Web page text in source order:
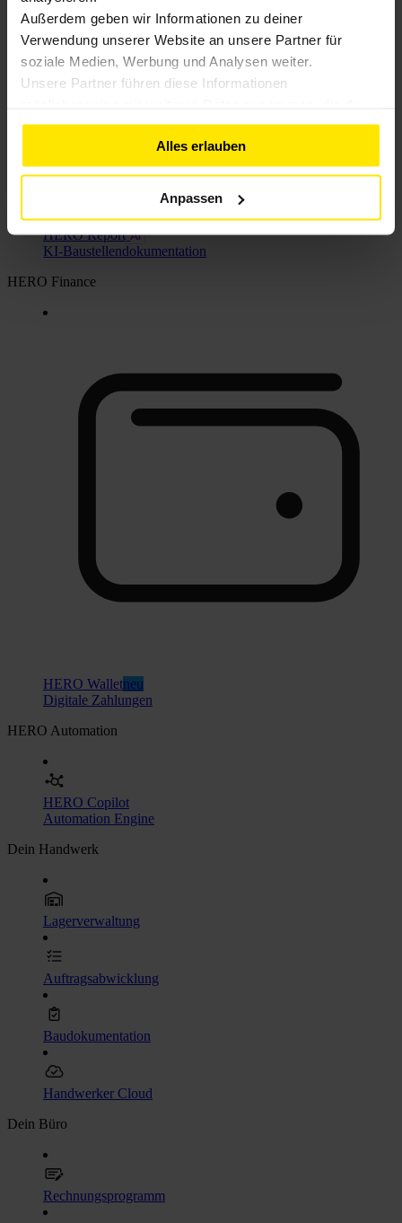
Außerdem geben wir Informationen zu deiner
Verwendung unserer Website an unsere Partner für
soziale Medien, Werbung und Analysen weiter.
Unsere Partner führen diese Informationen
ihnen bereitgestellt hast oder die sie im Rahmen deiner
Nutzung der Dienste gesammelt haben. Weitere
Informationen findest du in unserer
Datenschutzerklärung
Alles erlauben
Anpassen
KI-Angebotserstellung
HERO Report
KI-Baustellendokumentation
HERO Finance
HERO Walletneu
Digitale Zahlungen
HERO Automation
HERO Copilot
Automation Engine
Dein Handwerk
Lagerverwaltung
Auftragsabwicklung
Baudokumentation
Handwerker Cloud
Dein Büro
Rechnungsprogramm